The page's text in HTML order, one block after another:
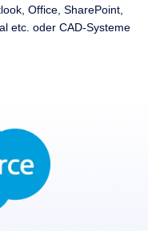
Office, SharePoint,
etc. oder CAD-Systeme